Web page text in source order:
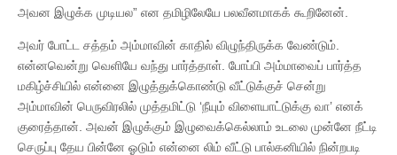
அவன இழுக்க முடியல” என தமிழிலேயே பலவீனமாகக் கூறினேன்.
அவர் போட்ட சத்தம் அம்மாவின் காதில் விழுந்திருக்க வேண்டும்.
என்னவென்று வெளியே வந்து பார்த்தாள். போப்பி அம்மாவைப் பார்த்த
மகிழ்ச்சியில் என்னை இழுத்துக்கொண்டு வீட்டுக்குச் சென்று
அம்மாவின் பெருவிரலில் முத்தமிட்டு ‘நீயும் விளையாட்டுக்கு வா’ எனக்
குரைத்தான். அவன் இழுக்கும் இழுவைக்கெல்லாம் உடலை முன்னே நீட்டி
செருப்பு தேய பின்னே ஓடும் என்னை லிம் வீட்டு பால்கனியில் நின்றபடி